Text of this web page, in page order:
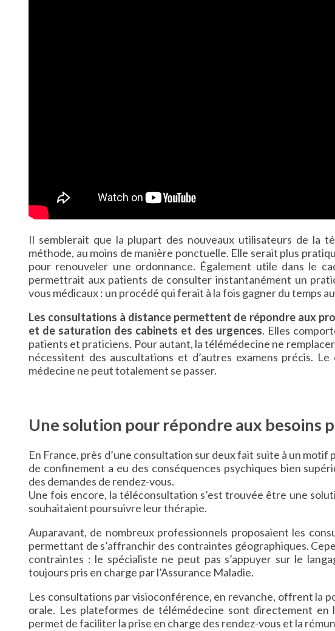
Il semblerait que la plupart des nouveaux utilisateurs de la
méthode, au moins de manière ponctuelle. Elle serait plus
pour renouveler une ordonnance. Également utile dans le
permettrait aux patients de consulter instantanément un
vous médicaux : un procédé qui ferait à la fois gagner du temps
Les consultations à distance permettent de répondre aux
et de saturation des cabinets et des urgences. Elles
patients et praticiens. Pour autant, la télémédecine ne
nécessitent des auscultations et d’autres examens précis.
médecine ne peut totalement se passer.
Une solution pour répondre aux besoins
En France, près d’une consultation sur deux fait suite à un
de confinement a eu des conséquences psychiques bien
des demandes de rendez-vous.
Une fois encore, la téléconsultation s’est trouvée être une
souhaitaient poursuivre leur thérapie.
Auparavant, de nombreux professionnels proposaient les
permettant de s’affranchir des contraintes géographiques.
contraintes : le spécialiste ne peut pas s’appuyer sur le
toujours pris en charge par l’Assurance Maladie.
Les consultations par visioconférence, en revanche, offrent la
orale. Les plateformes de télémédecine sont directement en
permet de faciliter la prise en charge des rendez-vous et la